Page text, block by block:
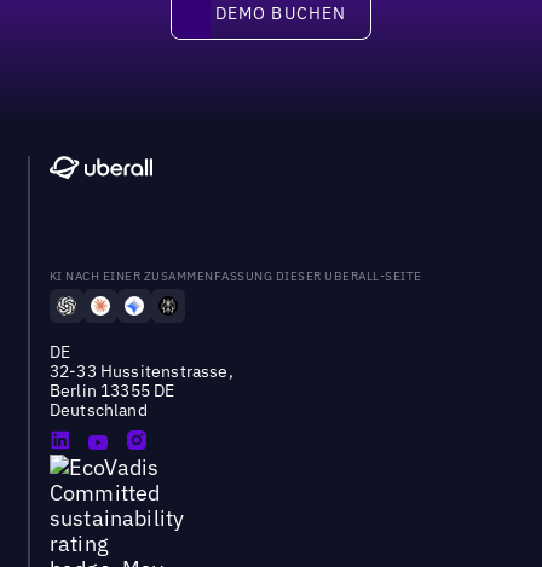
DEMO BUCHEN
DEMO BUCHEN
KI NACH EINER ZUSAMMENFASSUNG DIESER UBERALL-SEITE
DE
32-33 Hussitenstrasse,
Berlin 13355 DE
Deutschland